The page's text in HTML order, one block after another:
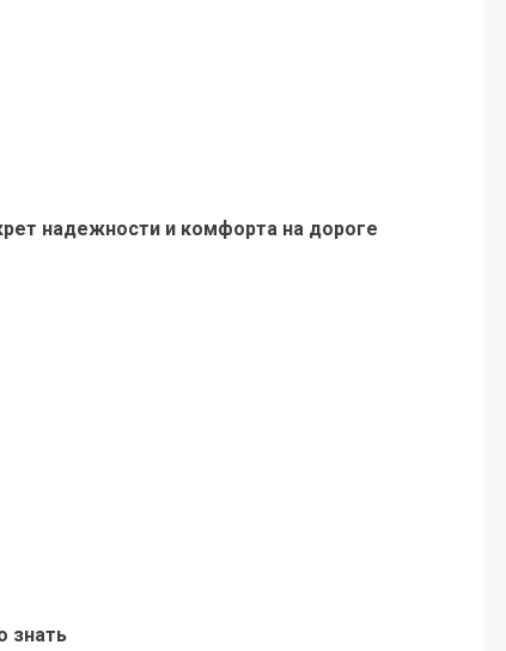
надежности и комфорта на дороге
знать